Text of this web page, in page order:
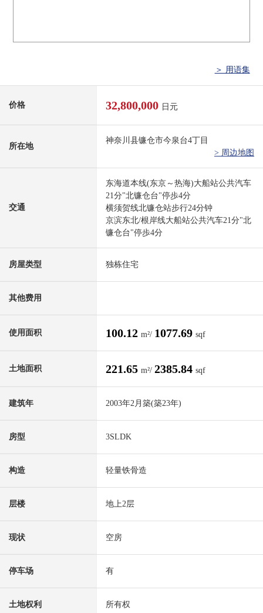
＞ 用语集
价格 32,800,000 日元
所在地
神奈川县镰仓市今泉台4丁目
> 周边地图
交通
东海道本线(东京～热海)大船站公共汽车
21分"北镰仓台"停歩4分
横须贺线北镰仓站步行24分钟
京滨东北/根岸线大船站公共汽车21分"北
镰仓台"停歩4分
房屋类型 独栋住宅
其他费用
使用面积 100.12 m²/ 1077.69 sqf
土地面积 221.65 m²/ 2385.84 sqf
建筑年 2003年2月築(築23年)
房型 3SLDK
构造 轻量铁骨造
层楼 地上2层
现状 空房
停车场 有
土地权利 所有权